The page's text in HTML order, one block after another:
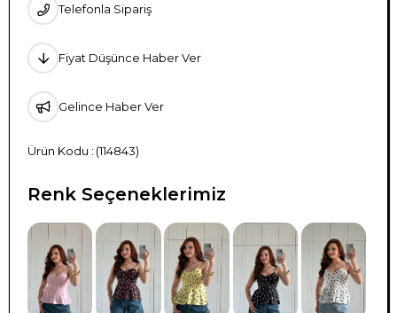
Telefonla Sipariş
Fiyat Düşünce Haber Ver
Gelince Haber Ver
(114843)
Renk Seçeneklerimiz